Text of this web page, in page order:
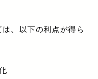
、以下の利点が得ら